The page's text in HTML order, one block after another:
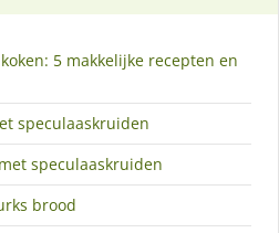
5 makkelijke recepten en
speculaaskruiden
speculaaskruiden
brood